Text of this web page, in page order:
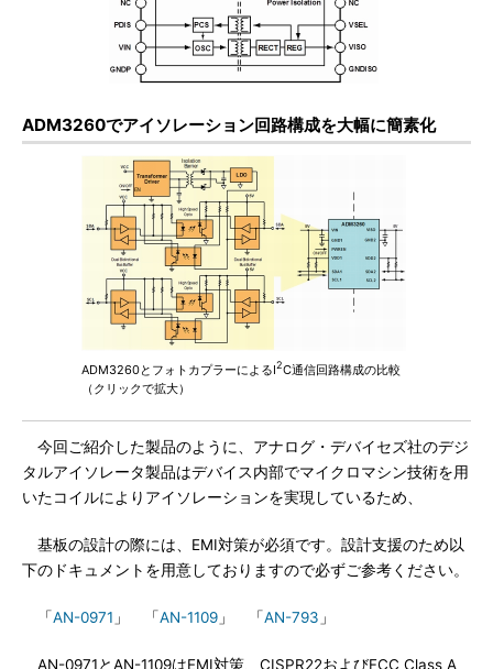
ADM3260でアイソレーション回路構成を大幅に簡素化
ADM3260とフォトカプラーによるI2C通信回路構成の比較
（クリックで拡大）
今回ご紹介した製品のように、アナログ・デバイセズ社のデジ
タルアイソレータ製品はデバイス内部でマイクロマシン技術を用
いたコイルによりアイソレーションを実現しているため、
基板の設計の際には、EMI対策が必須です。設計支援のため以
下のドキュメントを用意しておりますので必ずご参考ください。
「AN-0971 」 「AN-1109 」 「AN-793 」
AN-0971とAN-1109はEMI対策、CISPR22およびFCC Class A